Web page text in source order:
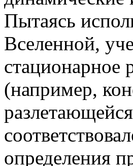
Пытаясь
Вселенной,
стационарное
(например,
определения